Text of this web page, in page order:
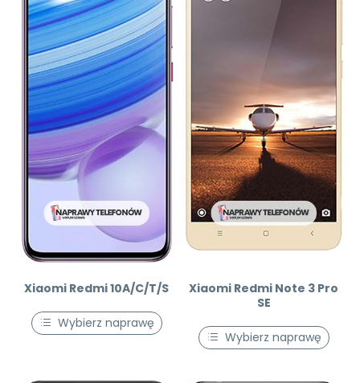
Xiaomi Redmi 10A/C/T/S
Wybierz naprawę
Xiaomi Redmi Note 3 Pro
SE
Wybierz naprawę